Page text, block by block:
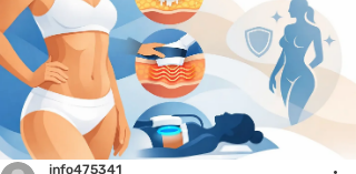
info475341